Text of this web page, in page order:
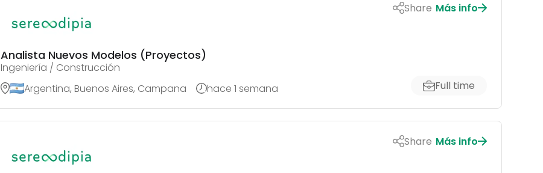
Analista Nuevos Modelos (Proyectos)
Ingeniería / Construcción
Argentina, Buenos Aires, Campana
hace 1 semana
Share Más info
Full time
Share Más info